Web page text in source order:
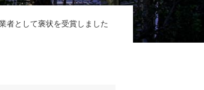
者として褒状を受賞しました